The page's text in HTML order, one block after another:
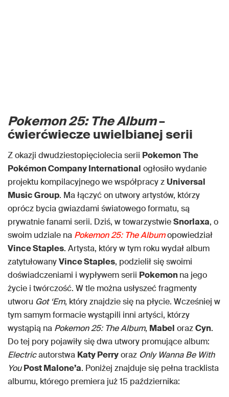
Pokemon 25: The Album–
ćwierćwiecze uwielbianej serii
Z okazji dwudziestopięciolecia serii PokemonThe
Pokémon Company International ogłosiło wydanie
projektu kompilacyjnego we współpracy zUniversal
Music Group. Ma łączyć on utwory artystów, którzy
oprócz bycia gwiazdami światowego formatu, są
prywatnie fanami serii. Dziś, w towarzystwieSnorlaxa, o
swoim udziale na Pokemon 25: The Albumopowiedział
Vince Staples. Artysta, który w tym roku wydał album
zatytułowanyVince Staples, podzielił się swoimi
doświadczeniami i wypływem serii Pokemonna jego
życie i twórczość. W tle można usłyszeć fragmenty
utworu Got ‘Em, który znajdzie się na płycie. Wcześniej w
tym samym formacie wystąpili inni artyści, którzy
wystąpią na Pokemon 25: The Album, Mabel orazCyn.
Do tej pory pojawiły się dwa utwory promujące album:
Electricautorstwa Katy Perryoraz Only Wanna Be With
You Post Malone’a. Poniżej znajduje się pełna tracklista
albumu, którego premiera już 15 października: